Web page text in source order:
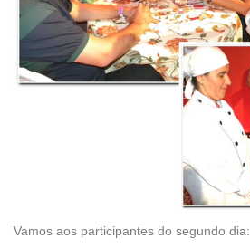
Vamos aos participantes do segundo dia: